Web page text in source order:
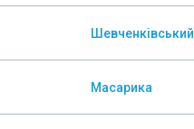
Шевченківський
Масарика